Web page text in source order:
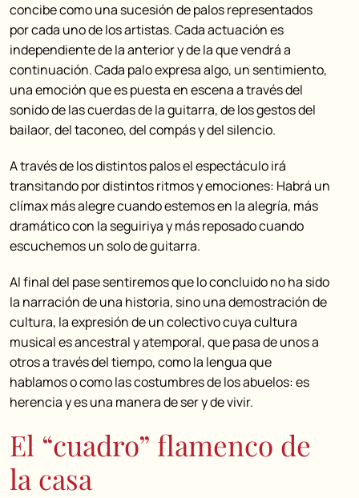
concibe como una sucesión de palos representados
por cada uno de los artistas. Cada actuación es
independiente de la anterior y de la que vendrá a
continuación. Cada palo expresa algo, un sentimiento,
una emoción que es puesta en escena a través del
sonido de las cuerdas de la guitarra, de los gestos del
bailaor, del taconeo, del compás y del silencio.
A través de los distintos palos el espectáculo irá
transitando por distintos ritmos y emociones: Habrá un
clímax más alegre cuando estemos en la alegría, más
dramático con la seguiriya y más reposado cuando
escuchemos un solo de guitarra.
Al final del pase sentiremos que lo concluido no ha sido
la narración de una historia, sino una demostración de
cultura, la expresión de un colectivo cuya cultura
musical es ancestral y atemporal, que pasa de unos a
otros a través del tiempo, como la lengua que
hablamos o como las costumbres de los abuelos: es
herencia y es una manera de ser y de vivir.
El “cuadro” flamenco de
la casa